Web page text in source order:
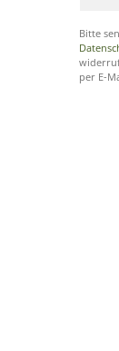
Bitte
per E-